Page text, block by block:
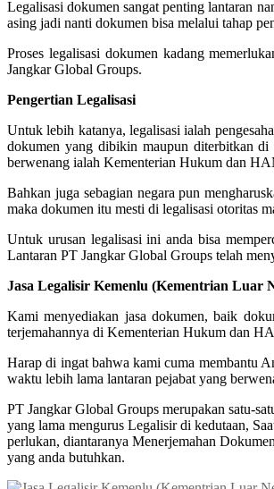
Legalisasi dokumen sangat penting lantaran
asing jadi nanti dokumen bisa melalui tahap
Proses legalisasi dokumen kadang
Jangkar Global Groups.
Pengertian Legalisasi
Untuk lebih katanya, legalisasi ialah
dokumen yang dibikin maupun diterbitkan di
berwenang ialah Kementerian Hukum dan
Bahkan juga sebagian negara pun
maka dokumen itu mesti di legalisasi otoritas
Untuk urusan legalisasi ini anda bisa
Lantaran PT Jangkar Global Groups telah
Jasa Legalisir Kemenlu (Kementrian Luar
Kami menyediakan jasa dokumen, baik
terjemahannya di Kementerian Hukum dan
Harap di ingat bahwa kami cuma membantu
waktu lebih lama lantaran pejabat yang
PT Jangkar Global Groups merupakan satu-
yang lama mengurus Legalisir di kedutaan,
perlukan, diantaranya Menerjemahan
yang anda butuhkan.